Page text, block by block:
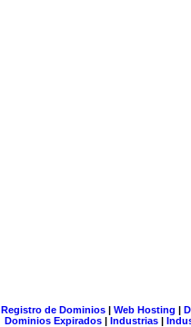
Registro de Dominios| Web Hosting |
Dominios Expirados | Industrias |